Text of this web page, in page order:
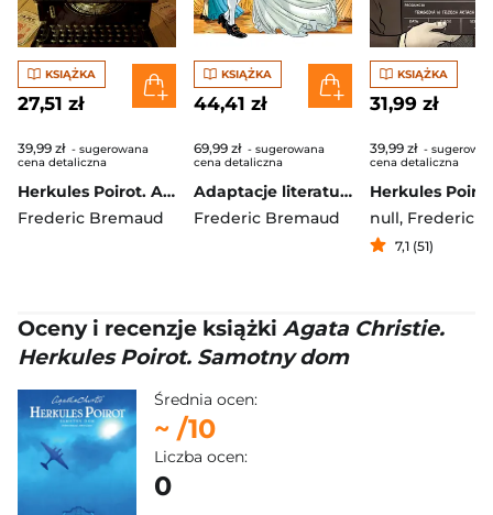
KSIĄŻKA
27,51 zł
39,99 zł - sugerowana
cena detaliczna
Herkules Poirot. A.B.C. Agatha Christie wyd. 2026
Frederic Bremaud
KSIĄŻKA
44,41 zł
69,99 zł - sugerowana
cena detaliczna
Adaptacje literatury. Wojna i pokój
Frederic Bremaud
KSIĄŻKA
31,99 zł
39,99 zł -
cena detaliczna
null, Frederic
7,1 (51)
Oceny i recenzje książki Agata Christie.
Herkules Poirot. Samotny dom
Średnia ocen:
~ /10
Liczba ocen:
0